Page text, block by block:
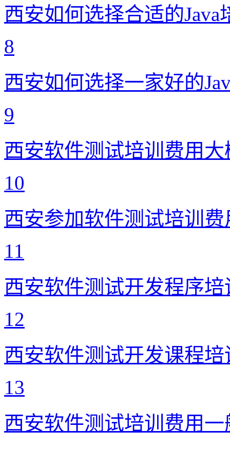
西安如何选择合适的Java
8
西安如何选择一家好的
9
西安软件测试培训费用
10
西安参加软件测试培训
11
西安软件测试开发程序
12
西安软件测试开发课程
13
西安软件测试培训费用